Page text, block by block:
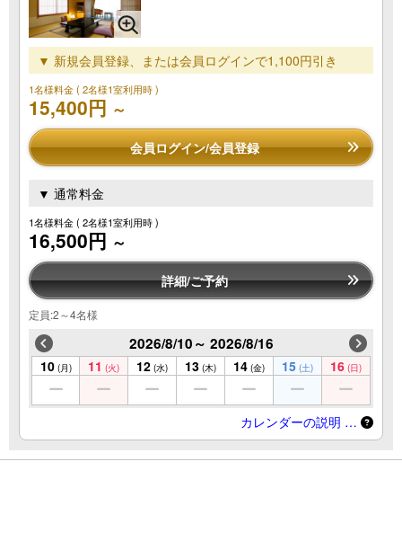
▼ 新規会員登録、または会員ログインで1,100円引き
1名様料金( 2名様1室利用時 )
15,400円 ～
会員ログイン/会員登録
▼ 通常料金
1名様料金( 2名様1室利用時 )
16,500円 ～
詳細/ご予約
定員:2～4名様
2026/8/10～ 2026/8/16
10 (月) 11 (火) 12 (水) 13 (木) 14 (金) 15 (土) 16 (日)
カレンダーの説明 …